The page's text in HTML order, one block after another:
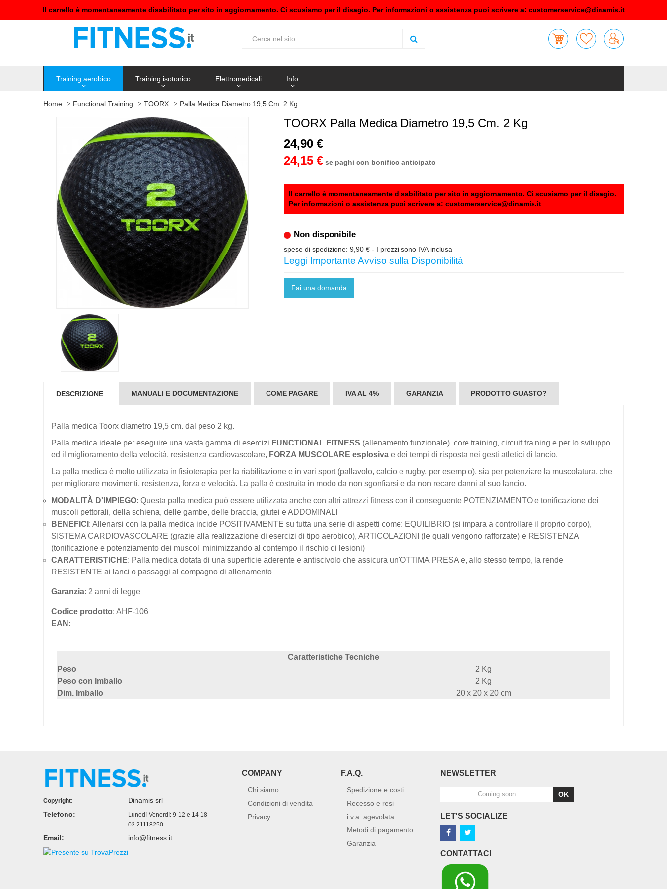
Il carrello è momentaneamente disabilitato per sito in aggiornamento. Ci scusiamo per il disagio. Per informazioni o assistenza puoi scrivere a: customerservice@dinamis.it
Training aerobico Training isotonico Elettromedicali Info
Home Functional Training TOORX Palla Medica Diametro 19,5 Cm. 2 Kg
TOORX Palla Medica Diametro 19,5 Cm. 2 Kg
24,90 €
24,15 € se paghi con bonifico anticipato
Il carrello è momentaneamente disabilitato per sito in aggiornamento. Ci scusiamo per il disagio.
Per informazioni o assistenza puoi scrivere a: customerservice@dinamis.it
Non disponibile
spese di spedizione: 9,90 € - I prezzi sono IVA inclusa
Leggi Importante Avviso sulla Disponibilità
Fai una domanda
DESCRIZIONE MANUALI E DOCUMENTAZIONE COME PAGARE IVA AL 4% GARANZIA PRODOTTO GUASTO?
Palla medica Toorx diametro 19,5 cm. dal peso 2 kg.
Palla medica ideale per eseguire una vasta gamma di esercizi FUNCTIONAL FITNESS (allenamento funzionale), core training, circuit training e per lo sviluppo
ed il miglioramento della velocità, resistenza cardiovascolare, FORZA MUSCOLARE esplosiva e dei tempi di risposta nei gesti atletici di lancio.
La palla medica è molto utilizzata in fisioterapia per la riabilitazione e in vari sport (pallavolo, calcio e rugby, per esempio), sia per potenziare la muscolatura, che
per migliorare movimenti, resistenza, forza e velocità. La palla è costruita in modo da non sgonfiarsi e da non recare danni al suo lancio.
MODALITÀ D'IMPIEGO: Questa palla medica può essere utilizzata anche con altri attrezzi fitness con il conseguente POTENZIAMENTO e tonificazione dei
muscoli pettorali, della schiena, delle gambe, delle braccia, glutei e ADDOMINALI
BENEFICI : Allenarsi con la palla medica incide POSITIVAMENTE su tutta una serie di aspetti come: EQUILIBRIO (si impara a controllare il proprio corpo),
SISTEMA CARDIOVASCOLARE (grazie alla realizzazione di esercizi di tipo aerobico), ARTICOLAZIONI (le quali vengono rafforzate) e RESISTENZA
(tonificazione e potenziamento dei muscoli minimizzando al contempo il rischio di lesioni)
CARATTERISTICHE: Palla medica dotata di una superficie aderente e antiscivolo che assicura un'OTTIMA PRESA e, allo stesso tempo, la rende
RESISTENTE ai lanci o passaggi al compagno di allenamento
Garanzia: 2 anni di legge
Codice prodotto: AHF-106
EAN :
Caratteristiche Tecniche
Peso
2 Kg
Peso con Imballo
2 Kg
Dim. Imballo
20 x 20 x 20 cm
Copyright:
Dinamis srl
Telefono:
Lunedì-Venerdì: 9-12 e 14-18
02 21118250
Email: info@fitness.it
COMPANY
Chi siamo
Condizioni di vendita
Privacy
F.A.Q.
Spedizione e costi
Recesso e resi
i.v.a. agevolata
Metodi di pagamento
Garanzia
NEWSLETTER
OK
LET'S SOCIALIZE
CONTATTACI